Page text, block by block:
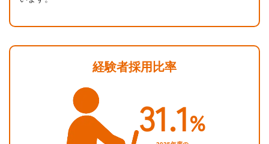
経験者採用比率
31.1%